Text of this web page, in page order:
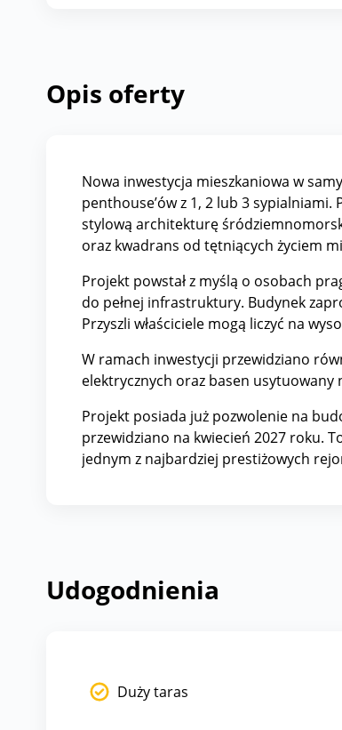
Opis oferty
Nowa inwestycja mieszkaniowa w
penthouse’ów z 1, 2 lub 3
stylową architekturę
oraz kwadrans od tętniących życiem
Projekt powstał z myślą o osobach
do pełnej infrastruktury. Budynek
Przyszli właściciele mogą liczyć na
W ramach inwestycji przewidziano
elektrycznych oraz basen usytuowany
Projekt posiada już pozwolenie na
przewidziano na kwiecień 2027 roku.
jednym z najbardziej prestiżowych
Udogodnienia
Duży taras